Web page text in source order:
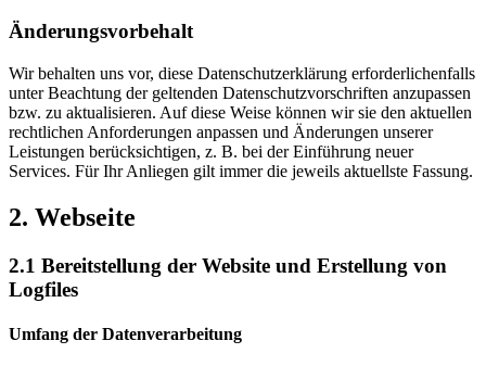
Änderungsvorbehalt
Wir behalten uns vor, diese Datenschutzerklärung erforderlichenfalls
unter Beachtung der geltenden Datenschutzvorschriften anzupassen
bzw. zu aktualisieren. Auf diese Weise können wir sie den aktuellen
rechtlichen Anforderungen anpassen und Änderungen unserer
Leistungen berücksichtigen, z. B. bei der Einführung neuer
Services. Für Ihr Anliegen gilt immer die jeweils aktuellste Fassung.
2. Webseite
2.1 Bereitstellung der Website und Erstellung von
Logfiles
Umfang der Datenverarbeitung